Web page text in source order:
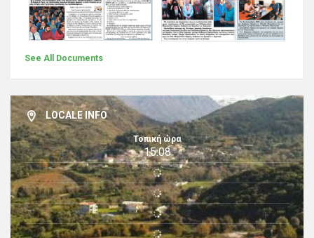
See All Documents
LOCALE INFO
Τοπική ώρα
15:08